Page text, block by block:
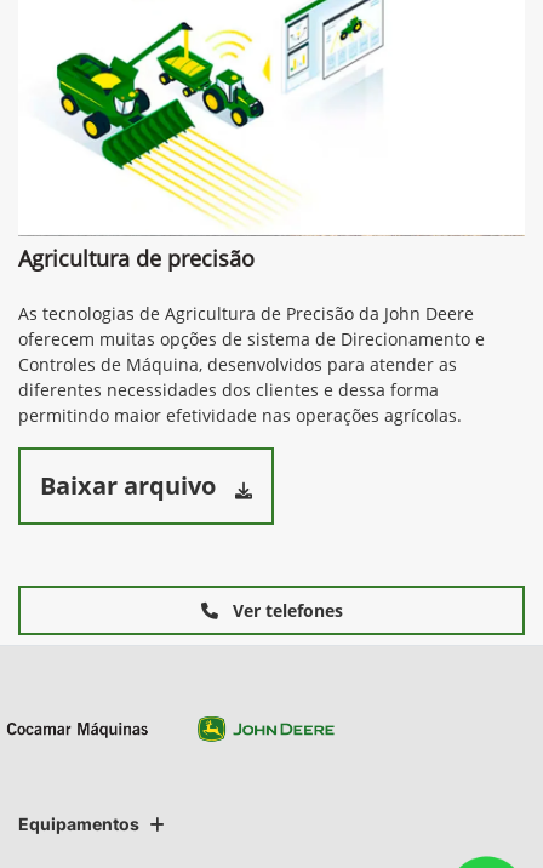
Agricultura de precisão
As tecnologias de Agricultura de Precisão da John Deere
oferecem muitas opções de sistema de Direcionamento e
Controles de Máquina, desenvolvidos para atender as
diferentes necessidades dos clientes e dessa forma
permitindo maior efetividade nas operações agrícolas.
Baixar arquivo
Ver telefones
Equipamentos